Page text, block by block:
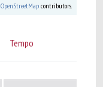
OpenStreetMap contributors.
Tempo